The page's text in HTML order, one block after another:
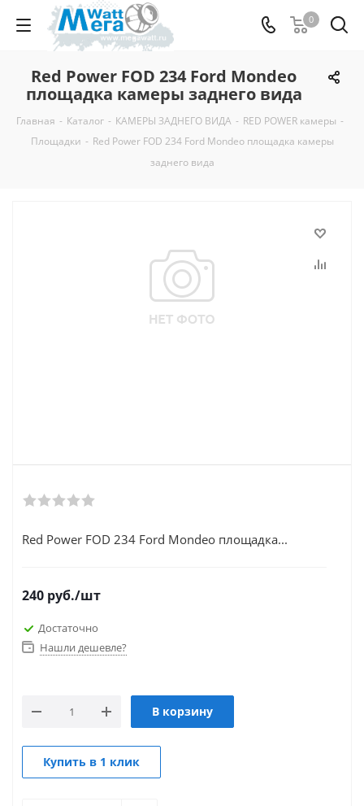
0
Red Power FOD 234 Ford Mondeo
площадка камеры заднего вида
Главная - Каталог - КАМЕРЫ ЗАДНЕГО ВИДА - RED POWER камеры -
Площадки - Red Power FOD 234 Ford Mondeo площадка камеры
заднего вида
Red Power FOD 234 Ford Mondeo площадка...
240 руб./шт
Достаточно
Нашли дешевле?
В корзину
Купить в 1 клик